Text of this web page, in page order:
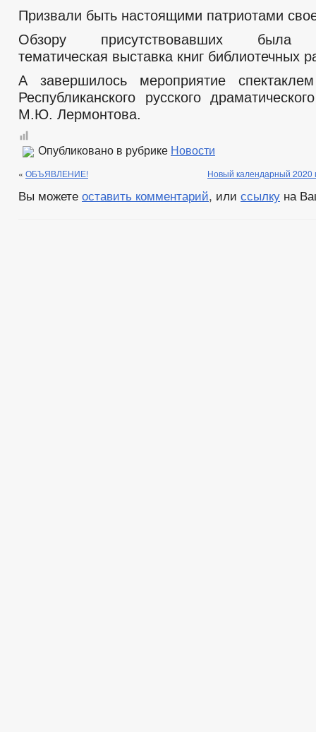
Призвали быть настоящими патриотами
Обзору присутствовавших была
тематическая выставка книг библиотечных
А завершилось мероприятие
Республиканского русского
М.Ю. Лермонтова.
Опубликовано в рубрике Новости
« ОБЪЯВЛЕНИЕ! Новый календарный 2020
Вы можете оставить комментарий, или ссылку на